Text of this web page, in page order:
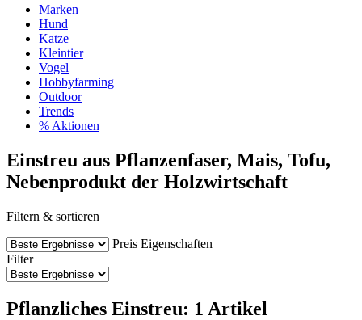
Marken
Hund
Katze
Kleintier
Vogel
Hobbyfarming
Outdoor
Trends
% Aktionen
Einstreu aus Pflanzenfaser, Mais, Tofu,
Nebenprodukt der Holzwirtschaft
Filtern & sortieren
Preis Eigenschaften
Filter
Pflanzliches Einstreu: 1 Artikel